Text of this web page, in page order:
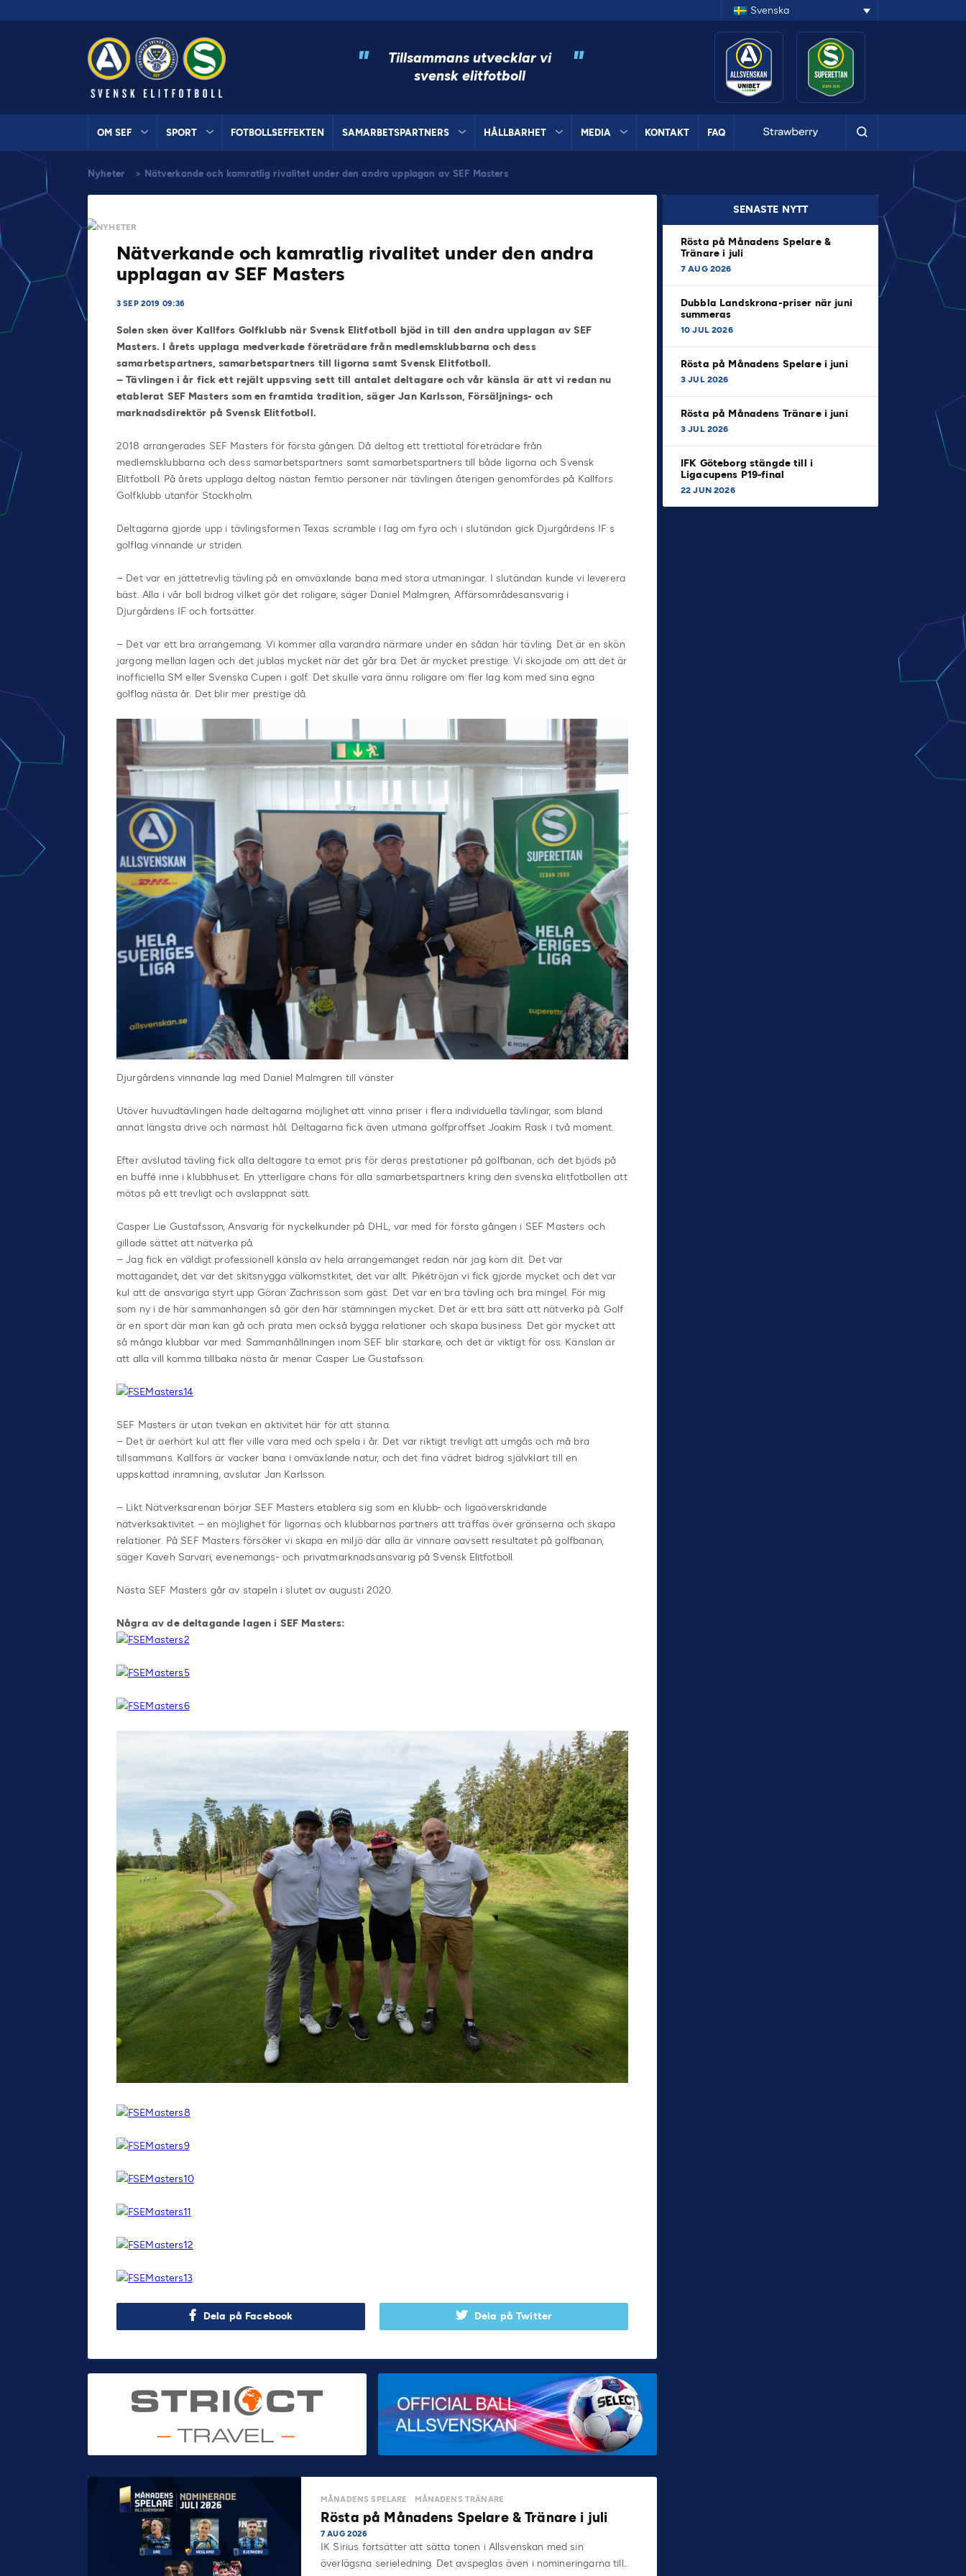
Svenska
"
Tillsammans utvecklar vi
svensk elitfotboll
"
OM SEF SPORT FOTBOLLSEFFEKTEN SAMARBETSPARTNERS HÅLLBARHET MEDIA KONTAKT FAQ
Nyheter > Nätverkande och kamratlig rivalitet under den andra upplagan av SEF Masters
NYHETER
Nätverkande och kamratlig rivalitet under den andra
upplagan av SEF Masters
3 SEP 2019 09:36
Solen sken över Kallfors Golfklubb när Svensk Elitfotboll bjöd in till den andra upplagan av SEF
Masters. I årets upplaga medverkade företrädare från medlemsklubbarna och dess
samarbetspartners, samarbetspartners till ligorna samt Svensk Elitfotboll.
– Tävlingen i år fick ett rejält uppsving sett till antalet deltagare och vår känsla är att vi redan nu
etablerat SEF Masters som en framtida tradition, säger Jan Karlsson, Försäljnings- och
marknadsdirektör på Svensk Elitfotboll.
2018 arrangerades SEF Masters för första gången. Då deltog ett trettiotal företrädare från
medlemsklubbarna och dess samarbetspartners samt samarbetspartners till både ligorna och Svensk
Elitfotboll. På årets upplaga deltog nästan femtio personer när tävlingen återigen genomfördes på Kallfors
Golfklubb utanför Stockholm.
Deltagarna gjorde upp i tävlingsformen Texas scramble i lag om fyra och i slutändan gick Djurgårdens IF:s
golflag vinnande ur striden.
– Det var en jättetrevlig tävling på en omväxlande bana med stora utmaningar. I slutändan kunde vi leverera
bäst. Alla i vår boll bidrog vilket gör det roligare, säger Daniel Malmgren, Affärsområdesansvarig i
Djurgårdens IF och fortsätter.
– Det var ett bra arrangemang. Vi kommer alla varandra närmare under en sådan här tävling. Det är en skön
jargong mellan lagen och det jublas mycket när det går bra. Det är mycket prestige. Vi skojade om att det är
inofficiella SM eller Svenska Cupen i golf. Det skulle vara ännu roligare om fler lag kom med sina egna
golflag nästa år. Det blir mer prestige då.
Djurgårdens vinnande lag med Daniel Malmgren till vänster
Utöver huvudtävlingen hade deltagarna möjlighet att vinna priser i flera individuella tävlingar, som bland
annat längsta drive och närmast hål. Deltagarna fick även utmana golfproffset Joakim Rask i två moment.
Efter avslutad tävling fick alla deltagare ta emot pris för deras prestationer på golfbanan, och det bjöds på
en buffé inne i klubbhuset. En ytterligare chans för alla samarbetspartners kring den svenska elitfotbollen att
mötas på ett trevligt och avslappnat sätt.
Casper Lie Gustafsson, Ansvarig för nyckelkunder på DHL, var med för första gången i SEF Masters och
gillade sättet att nätverka på.
– Jag fick en väldigt professionell känsla av hela arrangemanget redan när jag kom dit. Det var
mottagandet, det var det skitsnygga välkomstkitet, det var allt. Pikétröjan vi fick gjorde mycket och det var
kul att de ansvariga styrt upp Göran Zachrisson som gäst. Det var en bra tävling och bra mingel. För mig
som ny i de här sammanhangen så gör den här stämningen mycket. Det är ett bra sätt att nätverka på. Golf
är en sport där man kan gå och prata men också bygga relationer och skapa business. Det gör mycket att
så många klubbar var med. Sammanhållningen inom SEF blir starkare, och det är viktigt för oss. Känslan är
att alla vill komma tillbaka nästa år menar Casper Lie Gustafsson.
SEF Masters är utan tvekan en aktivitet här för att stanna.
– Det är oerhört kul att fler ville vara med och spela i år. Det var riktigt trevligt att umgås och må bra
tillsammans. Kallfors är vacker bana i omväxlande natur, och det fina vädret bidrog självklart till en
uppskattad inramning, avslutar Jan Karlsson.
– Likt Nätverksarenan börjar SEF Masters etablera sig som en klubb- och ligaöverskridande
nätverksaktivitet – en möjlighet för ligornas och klubbarnas partners att träffas över gränserna och skapa
relationer. På SEF Masters försöker vi skapa en miljö där alla är vinnare oavsett resultatet på golfbanan,
säger Kaveh Sarvari, evenemangs- och privatmarknadsansvarig på Svensk Elitfotboll.
Nästa SEF Masters går av stapeln i slutet av augusti 2020.
Några av de deltagande lagen i SEF Masters:
Dela på Facebook Dela på Twitter
SENASTE NYTT
Rösta på Månadens Spelare &
Tränare i juli
7 AUG 2026
Dubbla Landskrona-priser när juni
summeras
10 JUL 2026
Rösta på Månadens Spelare i juni
3 JUL 2026
Rösta på Månadens Tränare i juni
3 JUL 2026
IFK Göteborg stängde till i
Ligacupens P19-final
22 JUN 2026
MÅNADENS SPELARE MÅNADENS TRÄNARE
Rösta på Månadens Spelare & Tränare i juli
7 AUG 2026
IK Sirius fortsätter att sätta tonen i Allsvenskan med sin
överlägsna serieledning. Det avspeglas även i nomineringarna till…